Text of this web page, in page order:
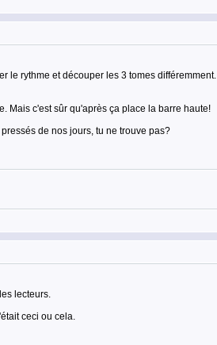
rythme et découper les 3 tomes
Mais c'est sûr qu'après ça place la barre haute!
de nos jours, tu ne trouve pas?
lecteurs.
ceci ou cela.